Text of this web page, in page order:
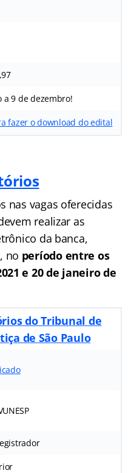
a 9 de dezembro!
fazer o download do edital
nas vagas oferecidas
realizar as
da banca,
no período entre os
e 20 de janeiro de
do Tribunal de
de São Paulo